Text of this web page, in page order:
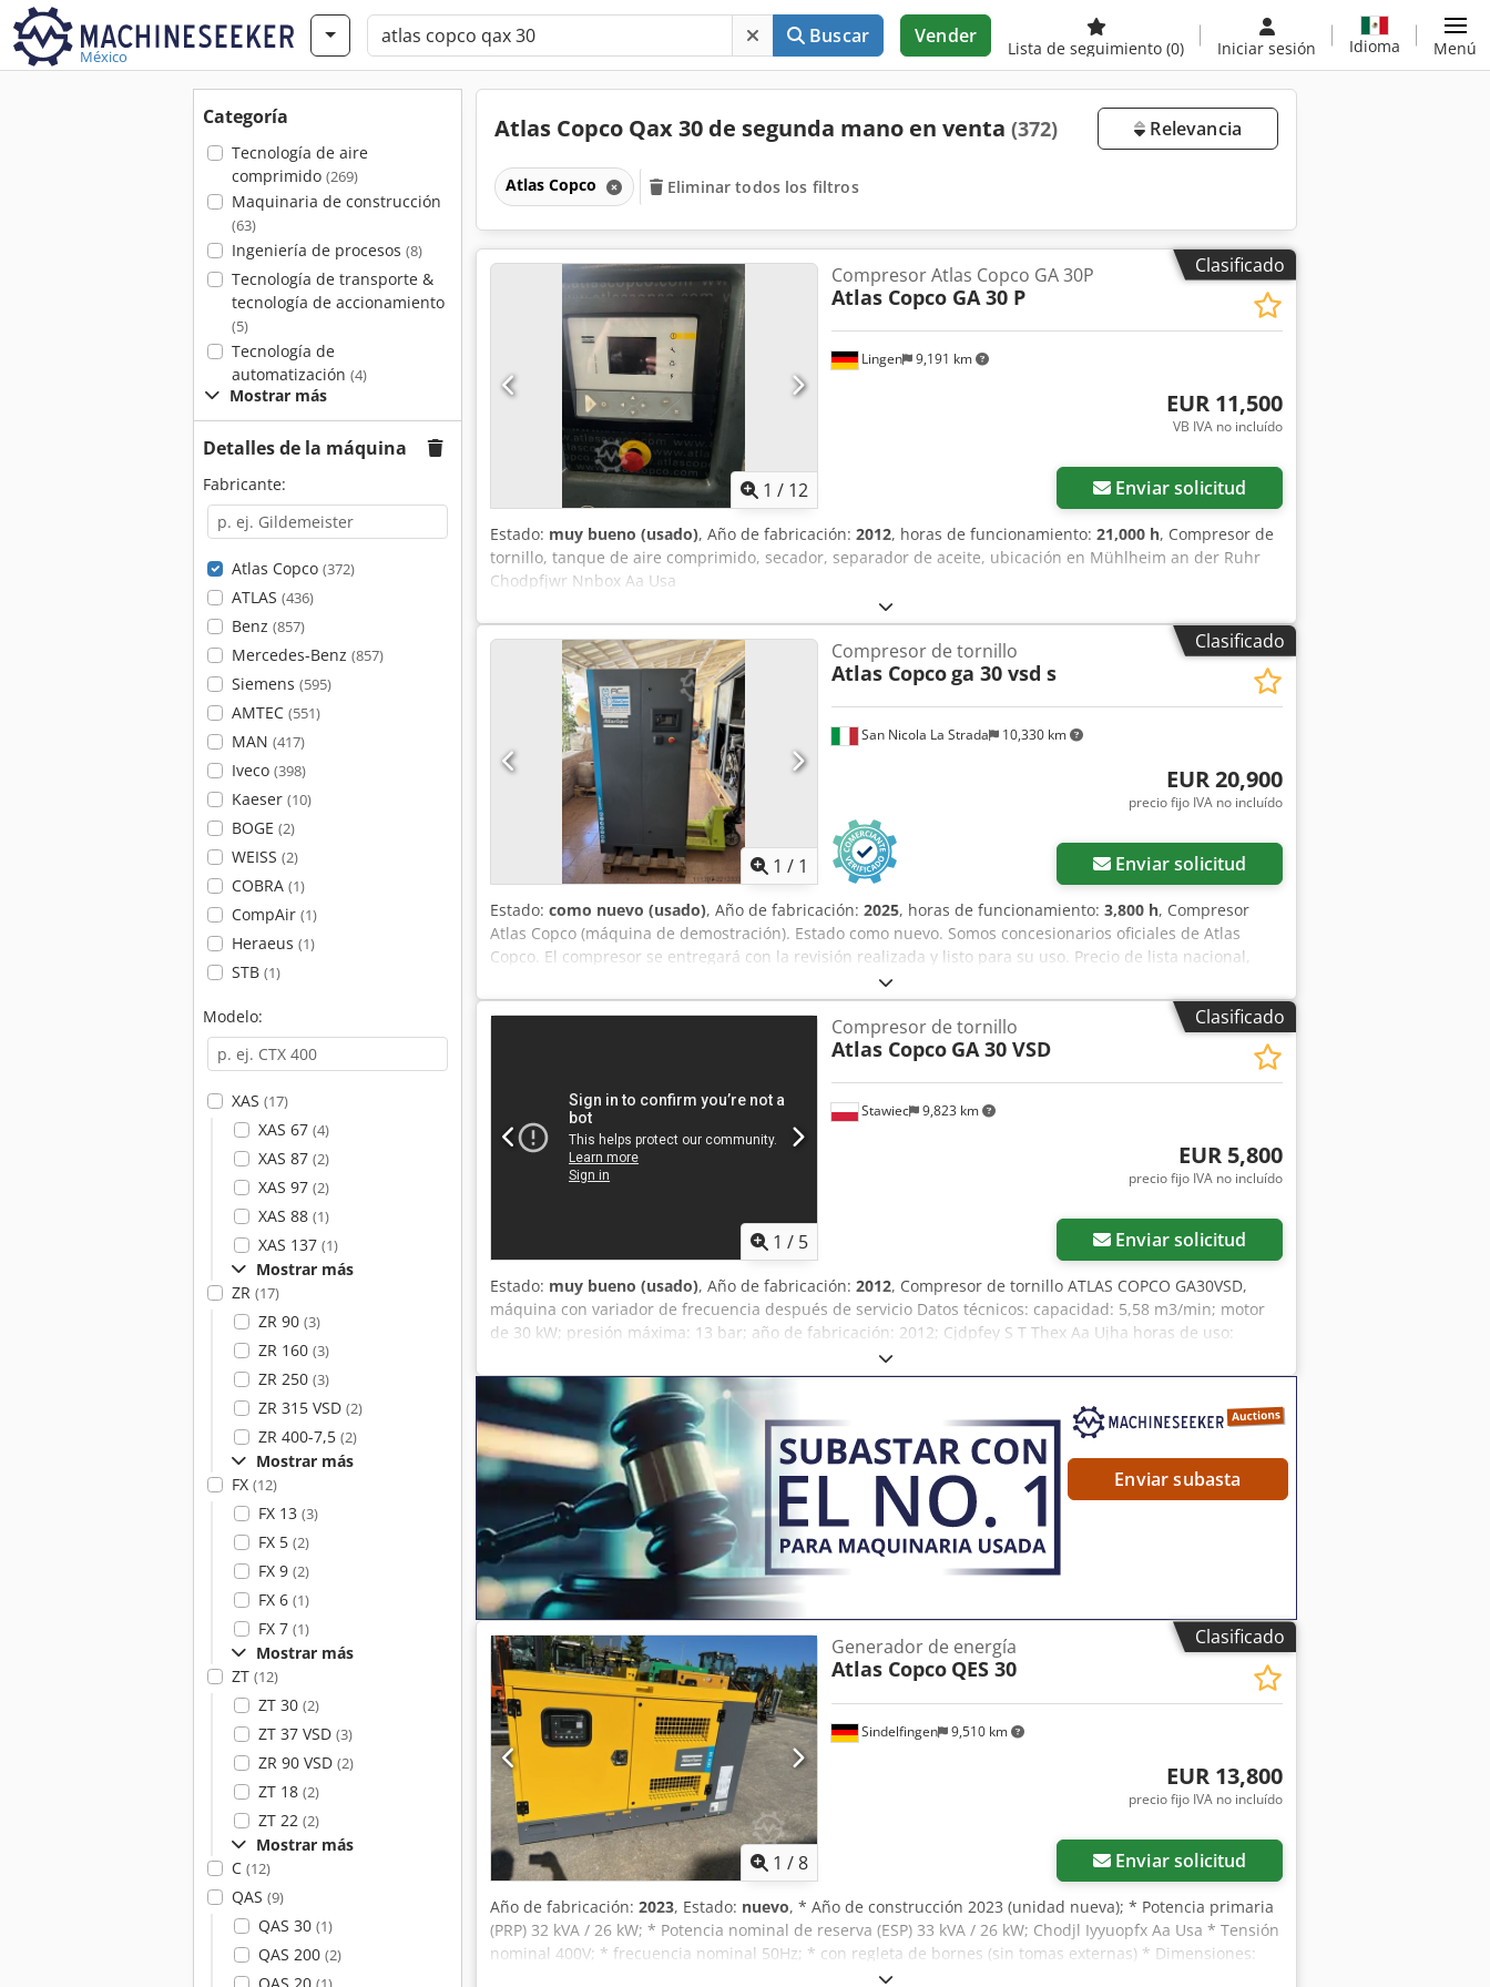
México
Buscar Vender
Lista de seguimiento (0) Iniciar sesión Idioma Menú
Categoría
Tecnología de aire
comprimido (269)
Maquinaria de construcción
(63)
Ingeniería de procesos (8)
Tecnología de transporte &
tecnología de accionamiento
(5)
Tecnología de
automatización (4)
Mostrar más
Detalles de la máquina
Fabricante:
Atlas Copco (372)
ATLAS (436)
Benz (857)
Mercedes-Benz (857)
Siemens (595)
AMTEC (551)
MAN (417)
Iveco (398)
Kaeser (10)
BOGE (2)
WEISS (2)
COBRA (1)
CompAir (1)
Heraeus (1)
STB (1)
Modelo:
XAS (17)
XAS 67 (4)
XAS 87 (2)
XAS 97 (2)
XAS 88 (1)
XAS 137 (1)
Mostrar más
ZR (17)
ZR 90 (3)
ZR 160 (3)
ZR 250 (3)
ZR 315 VSD (2)
ZR 400-7,5 (2)
Mostrar más
FX (12)
FX 13 (3)
FX 5 (2)
FX 9 (2)
FX 6 (1)
FX 7 (1)
Mostrar más
ZT (12)
ZT 30 (2)
ZT 37 VSD (3)
ZR 90 VSD (2)
ZT 18 (2)
ZT 22 (2)
Mostrar más
C (12)
QAS (9)
QAS 30 (1)
QAS 200 (2)
Atlas Copco Qax 30 de segunda mano en venta (372) Relevancia
Atlas Copco Eliminar todos los filtros
Clasificado
1 / 12
Lingen 9,191 km
Compresor Atlas Copco GA 30P
Atlas Copco GA 30 P
EUR 11,500
VB IVA no incluído
Enviar solicitud
Estado: muy bueno (usado), Año de fabricación: 2012, horas de funcionamiento: 21,000 h, Compresor de
tornillo, tanque de aire comprimido, secador, separador de aceite, ubicación en Mühlheim an der Ruhr
Chodpfjwr Nnbox Aa Usa
Clasificado
1 / 1
San Nicola La Strada 10,330 km
Compresor de tornillo
Atlas Copcoga 30 vsd s
EUR 20,900
precio fijo IVA no incluído
Enviar solicitud
Estado: como nuevo (usado), Año de fabricación: 2025, horas de funcionamiento: 3,800 h, Compresor
Atlas Copco (máquina de demostración). Estado como nuevo. Somos concesionarios oficiales de Atlas
Copco. El compresor se entregará con la revisión realizada y listo para su uso. Precio de lista nacional,
nuevo: 51.569 euros. Características principales: Chsdpfx Aszdf Imea Usa Presión máxima: 10 bar.
Potencia: 30 kW / 40 CV. Caudal: 6540 litros/min.
Clasificado
1 / 5
Stawiec 9,823 km
Compresor de tornillo
Atlas Copco GA 30 VSD
EUR 5,800
precio fijo IVA no incluído
Enviar solicitud
Estado: muy bueno (usado), Año de fabricación: 2012, Compresor de tornillo ATLAS COPCO GA30VSD,
máquina con variador de frecuencia después de servicio Datos técnicos: capacidad: 5,58 m3/min; motor
de 30 kW; presión máxima: 13 bar; año de fabricación: 2012; Cjdpfey S T Thex Aa Ujha horas de uso:
11816!!! Precio: 24.500 neto / 30.135 bruto El compresor está totalmente operativo, listo para trabajar y
con garantía. Ofrecemos servicio técnico.
Enviar subasta
Clasificado
1 /8
Sindelfingen 9,510 km
Generador de energía
Atlas Copco QES 30
EUR 13,800
precio fijo IVA no incluído
Enviar solicitud
Año de fabricación: 2023, Estado: nuevo, * Año de construcción 2023 (unidad nueva); * Potencia primaria
(PRP) 32 kVA / 26 kW; * Potencia nominal de reserva (ESP) 33 kVA / 26 kW; Chodjl Iyyuopfx Aa Usa * Tensión
nominal 400V; * frecuencia nominal 50Hz; * con regleta de bornes (sin tomas externas) * Dimensiones:
2.225 x 970 x 1.185 mm (LxAxA) - Peso, sin combustible: 137 kg